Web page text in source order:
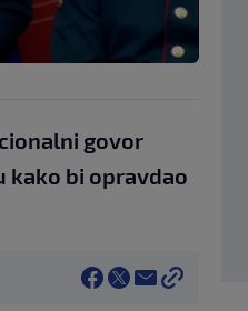
govor
kako bi opravdao